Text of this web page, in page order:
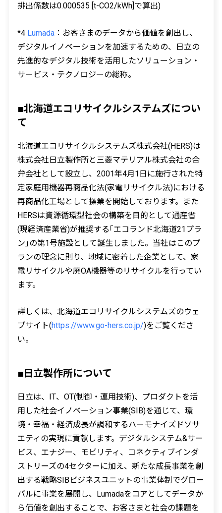
排出係数は0.000535 [t-CO2/kWh]で算出)
*4 Lumada ：お客さまのデータから価値を創出し、
デジタルイノベーションを加速するための、日立の
先進的なデジタル技術を活用したソリューション・
サービス・テクノロジーの総称。
■北海道エコリサイクルシステムズについ
て
北海道エコリサイクルシステムズ株式会社(HERS)は
株式会社日立製作所と三菱マテリアル株式会社の合
弁会社として設立し、2001年4月1日に施行された特
定家庭用機器再商品化法(家電リサイクル法)における
再商品化工場として操業を開始しております。また
HERSは資源循環型社会の構築を目的として通産省
(現経済産業省)が推奨する｢エコランド北海道21プラ
ン｣の第1号施設として誕生しました。当社はこのプ
ランの理念に則り、地域に密着した企業として、家
電リサイクルや廃OA機器等のリサイクルを行ってい
ます。
詳しくは、北海道エコリサイクルシステムズのウェ
ブサイト(https://www.go-hers.co.jp/)をご覧くださ
い。
■日立製作所について
日立は、IT、OT(制御・運用技術)、プロダクトを活
用した社会イノベーション事業(SIB)を通じて、環
境・幸福・経済成長が調和するハーモナイズドソサ
エティの実現に貢献します。デジタルシステム&サー
ビス、エナジー、モビリティ、コネクティブインダ
ストリーズの4セクターに加え、新たな成長事業を創
出する戦略SIBビジネスユニットの事業体制でグロー
バルに事業を展開し、Lumadaをコアとしてデータか
ら価値を創出することで、お客さまと社会の課題を